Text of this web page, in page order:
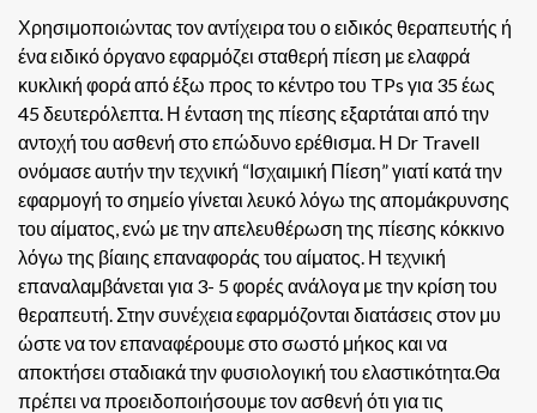
Χρησιμοποιώντας τον αντίχειρα του ο ειδικός θεραπευτής ή
ένα ειδικό όργανο εφαρμόζει σταθερή πίεση με ελαφρά
κυκλική φορά από έξω προς το κέντρο του TPs για 35 έως
45 δευτερόλεπτα. Η ένταση της πίεσης εξαρτάται από την
αντοχή του ασθενή στο επώδυνο ερέθισμα. Η Dr Travell
ονόμασε αυτήν την τεχνική “Ισχαιμική Πίεση” γιατί κατά την
εφαρμογή το σημείο γίνεται λευκό λόγω της απομάκρυνσης
του αίματος, ενώ με την απελευθέρωση της πίεσης κόκκινο
λόγω της βίαιης επαναφοράς του αίματος. Η τεχνική
επαναλαμβάνεται για 3- 5 φορές ανάλογα με την κρίση του
θεραπευτή. Στην συνέχεια εφαρμόζονται διατάσεις στον μυ
ώστε να τον επαναφέρουμε στο σωστό μήκος και να
αποκτήσει σταδιακά την φυσιολογική του ελαστικότητα.Θα
πρέπει να προειδοποιήσουμε τον ασθενή ότι για τις